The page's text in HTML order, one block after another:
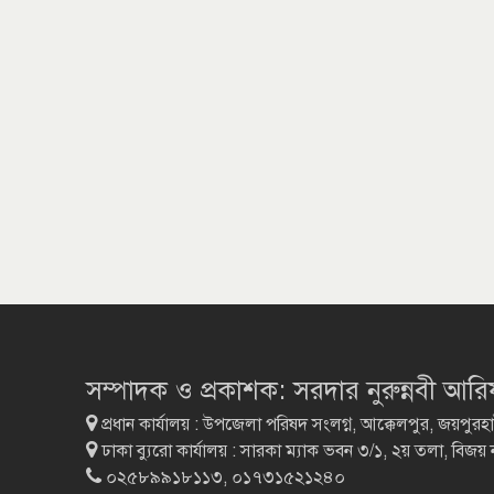
সম্পাদক ও প্রকাশক: সরদার নুরুন্নবী
প্রধান কার্যালয় : উপজেলা পরিষদ সংলগ্ন, আক্কেলপুর,
ঢাকা ব্যুরো কার্যালয় : সারকা ম্যাক ভবন ৩/১, ২য় তলা, বিজয়
০২৫৮৯৯১৮১১৩, ০১৭৩১৫২১২৪০